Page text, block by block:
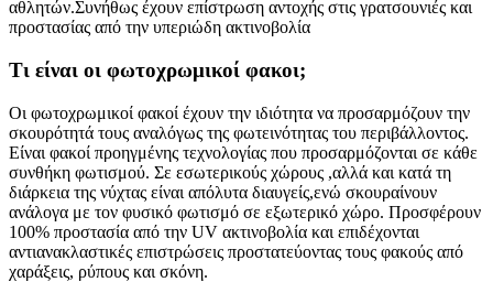
αθλητών.Συνήθως έχουν επίστρωση αντοχής στις γρατσουνιές και
προστασίας από την υπεριώδη ακτινοβολία
Τι είναι οι φωτοχρωμικοί φακοι;
Oι φωτοχρωμικοί φακοί έχουν την ιδιότητα να προσαρμόζουν την
σκουρότητά τους αναλόγως της φωτεινότητας του περιβάλλοντος.
Είναι φακοί προηγμένης τεχνολογίας που προσαρμόζονται σε κάθε
συνθήκη φωτισμού. Σε εσωτερικούς χώρους ,αλλά και κατά τη
διάρκεια της νύχτας είναι απόλυτα διαυγείς,ενώ σκουραίνουν
ανάλογα με τον φυσικό φωτισμό σε εξωτερικό χώρο. Προσφέρουν
100% προστασία από την UV ακτινοβολία και επιδέχονται
αντιανακλαστικές επιστρώσεις προστατεύοντας τους φακούς από
χαράξεις, ρύπους και σκόνη.